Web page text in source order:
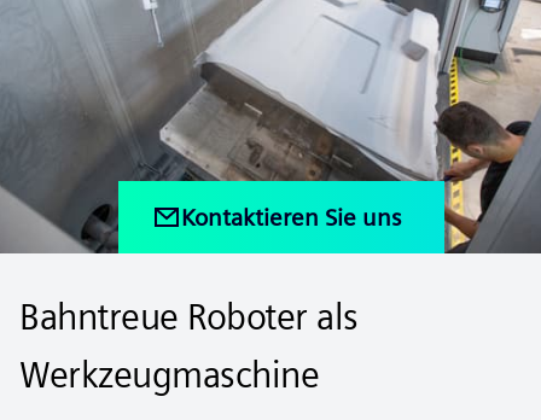
Kontaktieren Sie uns
Bahntreue Roboter als
Werkzeugmaschine